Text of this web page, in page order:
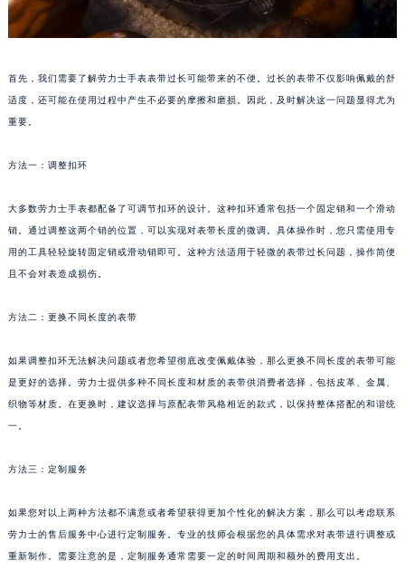
首先，我们需要了解劳力士手表表带过长可能带来的不便。过长的表带不仅影响佩戴的舒
适度，还可能在使用过程中产生不必要的摩擦和磨损。因此，及时解决这一问题显得尤为
重要。
方法一：调整扣环
大多数劳力士手表都配备了可调节扣环的设计。这种扣环通常包括一个固定销和一个滑动
销。通过调整这两个销的位置，可以实现对表带长度的微调。具体操作时，您只需使用专
用的工具轻轻旋转固定销或滑动销即可。这种方法适用于轻微的表带过长问题，操作简便
且不会对表造成损伤。
方法二：更换不同长度的表带
如果调整扣环无法解决问题或者您希望彻底改变佩戴体验，那么更换不同长度的表带可能
是更好的选择。劳力士提供多种不同长度和材质的表带供消费者选择，包括皮革、金属、
织物等材质。在更换时，建议选择与原配表带风格相近的款式，以保持整体搭配的和谐统
一。
方法三：定制服务
如果您对以上两种方法都不满意或者希望获得更加个性化的解决方案，那么可以考虑联系
劳力士的售后服务中心进行定制服务。专业的技师会根据您的具体需求对表带进行调整或
重新制作。需要注意的是，定制服务通常需要一定的时间周期和额外的费用支出。